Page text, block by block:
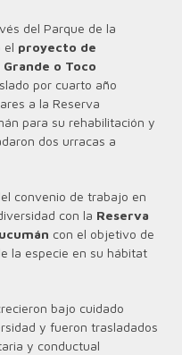
del Parque de la
el proyecto de
o Toco
por cuarto año
a la Reserva
para su rehabilitación y
dos urracas a
convenio de trabajo en
con la Reserva
con el objetivo de
la especie en su hábitat
bajo cuidado
y fueron trasladados
y conductual